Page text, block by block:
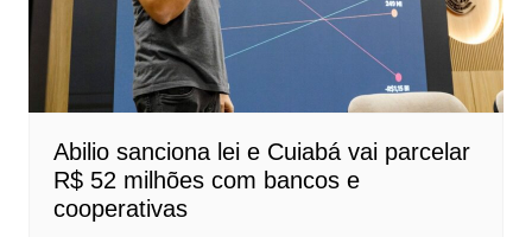
Abilio sanciona lei e Cuiabá vai parcelar
R$ 52 milhões com bancos e
cooperativas